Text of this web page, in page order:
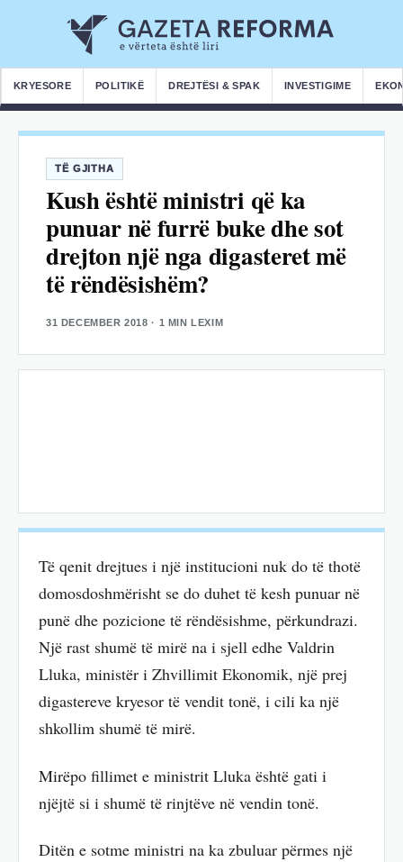
KRYESORE POLITIKË DREJTËSI & SPAK INVESTIGIME
TË GJITHA
Kush është ministri që ka
punuar në furrë buke dhe sot
drejton një nga digasteret më
të rëndësishëm?
31 DECEMBER 2018 · 1 MIN LEXIM
Të qenit drejtues i një institucioni nuk do të thotë
domosdoshmërisht se do duhet të kesh punuar në
punë dhe pozicione të rëndësishme, përkundrazi.
Një rast shumë të mirë na i sjell edhe Valdrin
Lluka, ministër i Zhvillimit Ekonomik, një prej
digastereve kryesor të vendit tonë, i cili ka një
shkollim shumë të mirë.
Mirëpo fillimet e ministrit Lluka është gati i
njëjtë si i shumë të rinjtëve në vendin tonë.
Ditën e sotme ministri na ka zbuluar përmes një